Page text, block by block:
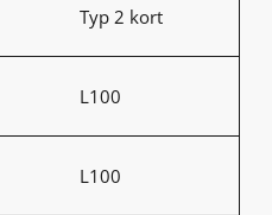
Typ 2 kort
L100
L100